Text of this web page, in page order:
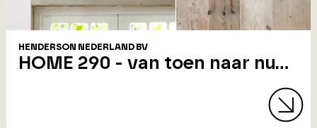
HENDERSON NEDERLAND BV
HOME 290 - van toen naar nu...